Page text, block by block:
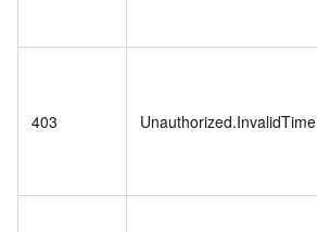
403 Unauthorized.InvalidTime